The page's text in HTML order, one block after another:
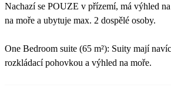
Nachazí se POUZE v přízemí, má výhled na
na moře a ubytuje max. 2 dospělé osoby.
One Bedroom suite (65 m²): Suity mají
rozkládací pohovkou a výhled na moře.